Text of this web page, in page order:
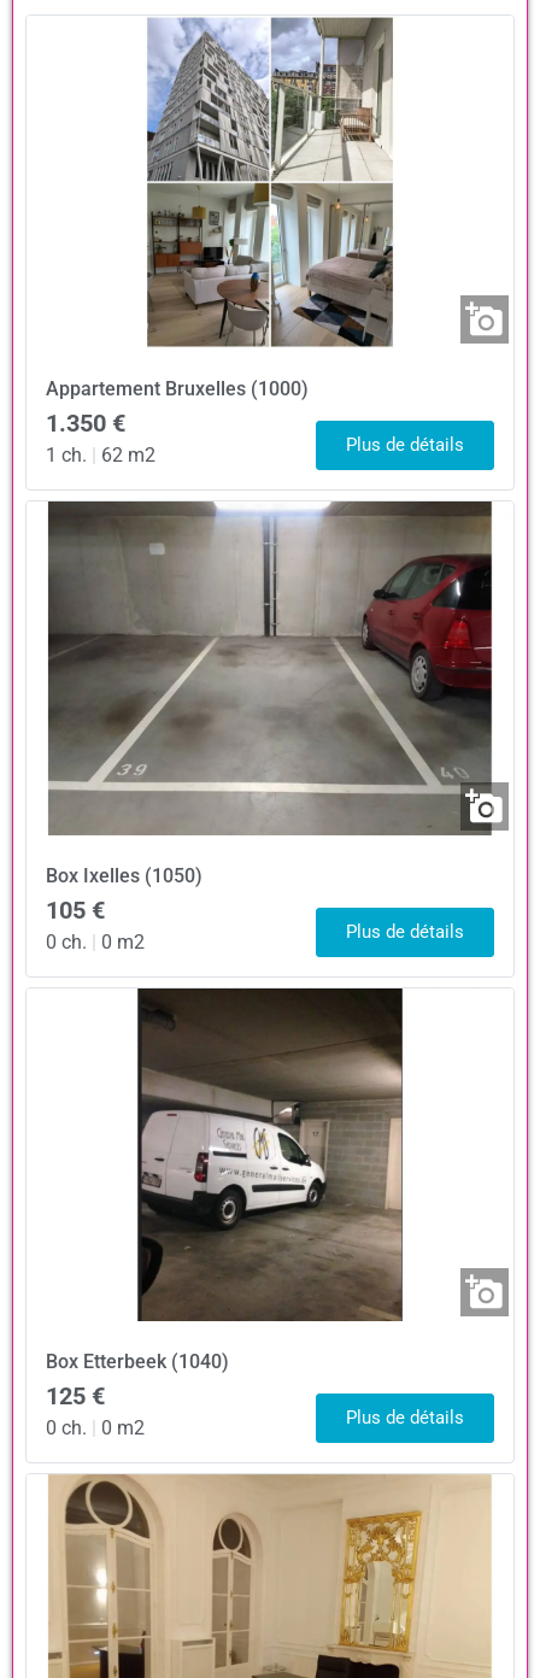
Appartement Bruxelles (1000)
1.350 €
1 ch. 62 m2 Plus de détails
Box Ixelles (1050)
105 €
0 ch. | 0 m2 Plus de détails
Box Etterbeek (1040)
125 €
0 ch. | 0 m2 Plus de détails